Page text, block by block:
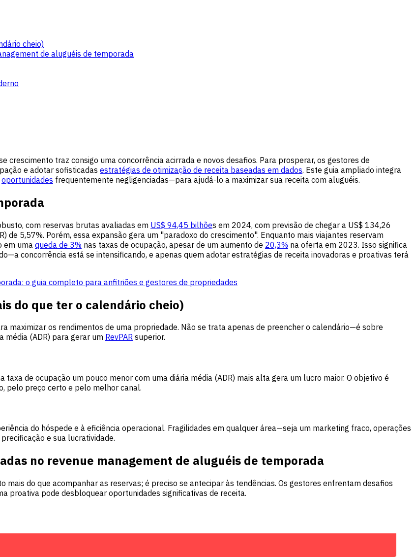
cheio)
de aluguéis de temporada
crescimento traz consigo uma concorrência acirrada e novos desafios. Para prosperar, os gestores de
e adotar sofisticadas estratégias de otimização de receita baseadas em dados. Este guia ampliado integra
oportunidades frequentemente negligenciadas—para ajudá-lo a maximizar sua receita com aluguéis.
com reservas brutas avaliadas em US$ 94,45 bilhões em 2024, com previsão de chegar a US$ 134,26
de 5,57%. Porém, essa expansão gera um "paradoxo do crescimento". Enquanto mais viajantes reservam
em uma queda de 3% nas taxas de ocupação, apesar de um aumento de 20,3% na oferta em 2023. Isso significa
concorrência está se intensificando, e apenas quem adotar estratégias de receita inovadoras e proativas terá
o guia completo para anfitriões e gestores de propriedades
do que ter o calendário cheio)
maximizar os rendimentos de uma propriedade. Não se trata apenas de preencher o calendário—é sobre
média (ADR) para gerar um RevPAR superior.
taxa de ocupação um pouco menor com uma diária média (ADR) mais alta gera um lucro maior. O objetivo é
pelo preço certo e pelo melhor canal.
do hóspede e à eficiência operacional. Fragilidades em qualquer área—seja um marketing fraco, operações
e sua lucratividade.
no revenue management de aluguéis de temporada
do que acompanhar as reservas; é preciso se antecipar às tendências. Os gestores enfrentam desafios
proativa pode desbloquear oportunidades significativas de receita.